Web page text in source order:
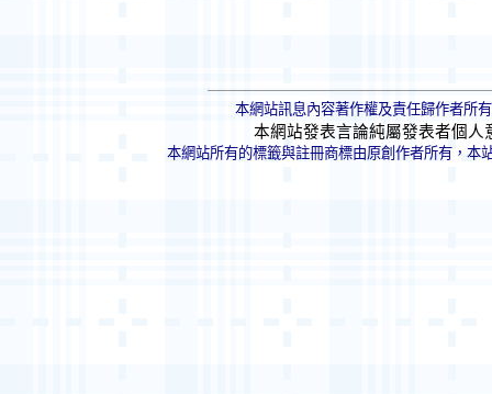
本網站訊息內容著作權及責任歸作者所
本網站發表言論純屬發表者個人
本網站所有的標籤與註冊商標由原創作者所有，本